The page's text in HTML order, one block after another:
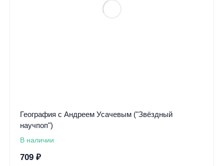
География с Андреем Усачевым ("Звёздный
научпоп")
В наличии
709 ₽